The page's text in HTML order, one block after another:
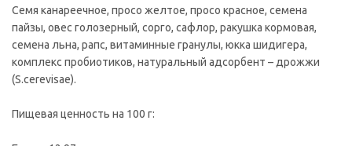
Семя канареечное, просо желтое, просо красное, семена
пайзы, овес голозерный, сорго, сафлор, ракушка кормовая,
семена льна, рапс, витаминные гранулы, юкка шидигера,
комплекс пробиотиков, натуральный адсорбент – дрожжи
(S.cerevisae).
Пищевая ценность на 100 г: